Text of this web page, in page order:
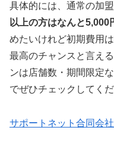
具体的には、通常の加
以上の方はなんと5,000
めたいけれど初期費用
最高のチャンスと言え
ンは店舗数・期間限定
でぜひチェックしてくだ
サポートネット合同会